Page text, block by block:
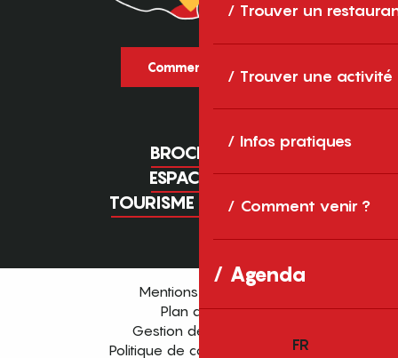
Trouver un
Trouver une activité
Infos pratiques
Comment venir ?
Agenda
FR
Comment venir ?
BROCHURES
ESPACE PRO
TOURISME D'AFFAIRES
Mentions légales
Plan du site
Gestion des cookies
Politique de confidentialité